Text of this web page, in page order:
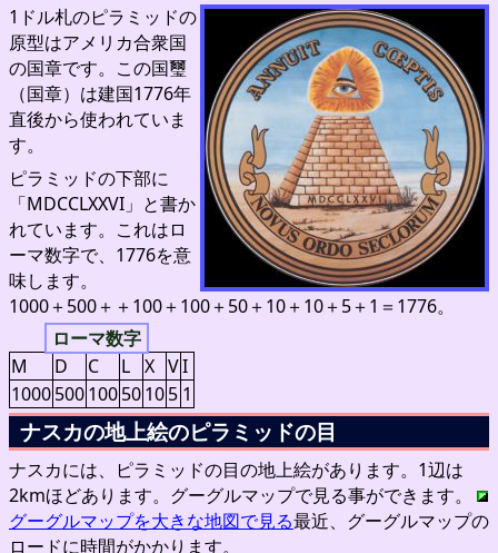
1ドル札のピラミッドの
原型はアメリカ合衆国
の国章です。この国璽
（国章）は建国1776年
直後から使われていま
す。
ピラミッドの下部に
「MDCCLXXVI」と書か
れています。これはロ
ーマ数字で、1776を意
味します。
1000＋500＋＋100＋100＋50＋10＋10＋5＋1＝1776。
ローマ数字
M
D C L X VI
100050010050105 1
ナスカの地上絵のピラミッドの目
ナスカには、ピラミッドの目の地上絵があります。1辺は
2kmほどあります。グーグルマップで見る事ができます。
グーグルマップを大きな地図で見る最近、グーグルマップの
ロードに時間がかかります。